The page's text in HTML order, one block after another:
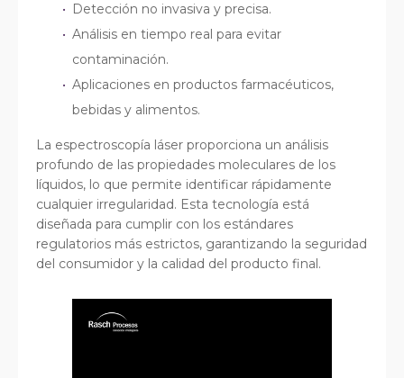
Detección no invasiva y precisa.
Análisis en tiempo real para evitar
contaminación.
Aplicaciones en productos farmacéuticos,
bebidas y alimentos.
La espectroscopía láser proporciona un análisis
profundo de las propiedades moleculares de los
líquidos, lo que permite identificar rápidamente
cualquier irregularidad. Esta tecnología está
diseñada para cumplir con los estándares
regulatorios más estrictos, garantizando la seguridad
del consumidor y la calidad del producto final.